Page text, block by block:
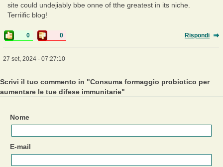
site could undejiably bbe onne of tthe greatest in its niche.
Terriific blog!
0 0 Rispondi
27 set, 2024 - 07:27:10
Scrivi il tuo commento in "Consuma formaggio probiotico per
aumentare le tue difese immunitarie"
Nome
E-mail